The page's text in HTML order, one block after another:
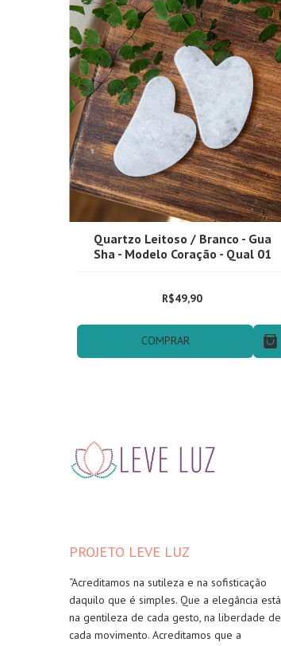
Quartzo Leitoso / Branco - Gua
Sha - Modelo Coração - Qual 01
R$49,90
COMPRAR
PROJETO LEVE LUZ
“Acreditamos na sutileza e na sofisticação
daquilo que é simples. Que a elegância está
na gentileza de cada gesto, na liberdade de
cada movimento. Acreditamos que a